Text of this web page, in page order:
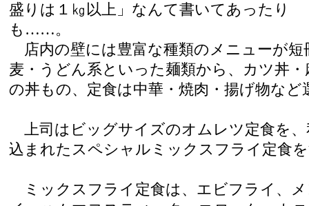
盛りは１㎏以上」なんて書いてあったり
も……。
店内の壁には豊富な種類のメニューが短
麦・うどん系といった麺類から、カツ丼
の丼もの、定食は中華・焼肉・揚げ物など
上司はビッグサイズのオムレツ定食を
込まれたスペシャルミックスフライ定食
ミックスフライ定食は、エビフライ、